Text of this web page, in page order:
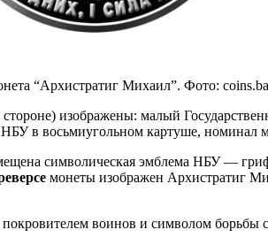
“Архистратиг Михаил”. Фото:
изображены: малый
в восьмиугольном картуше, номинал
символическая эмблема НБУ —
монеты изображен Архистратиг
покровителем воинов и символом